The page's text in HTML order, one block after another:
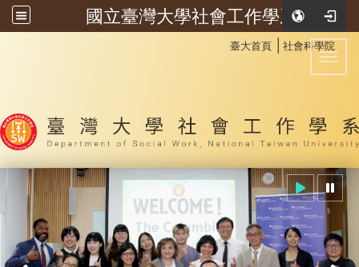
國立臺灣大學社會工作學系
臺大首頁 社會科學院